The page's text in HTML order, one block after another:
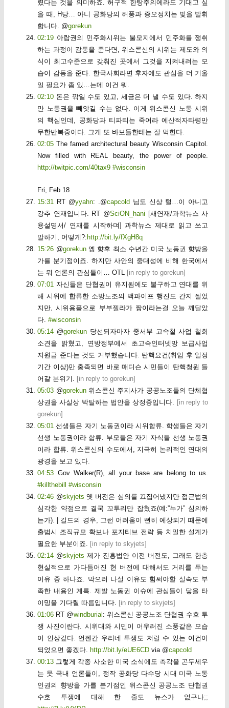
렸다는 것을 의미하죠. 허구적 한탕주의에라도 기대고 싶
을 때, H당… 아니 공화당의 허풍과 증오정치는 빛을 발휘
합니다. @gorekun
02:19 아랍권의 민주화시위는 불모지에서 민주화를 쟁취
하는 과정이 감동을 준다면, 위스콘신의 시위는 제도와 의
식이 최고수준으로 갖춰진 곳에서 그것을 지켜내려는 모
습이 감동을 준다. 한국사회라면 후자에도 관심을 더 기울
일 필요가 좀 있…는데 이건 뭐.
02:10 돈은 깎일 수도 있고, 세금은 더 낼 수도 있다. 하지
만 노동권을 빼앗길 수는 없다. 이게 위스콘신 노동 시위
의 핵심인데, 공화당과 티파티는 죽어라 예산적자타령만
무한반복중이다. 그게 또 바보들한테는 잘 먹힌다.
02:05 The famed architectural beauty Wisconsin Capitol.
Now filled with REAL beauty, the power of people.
http://twitpic.com/40tax9 #wisconsin
Fri, Feb 18
15:31 RT @yyahn: .@capcold 님도 신상 털…이 아니고
강추 연재입니다. RT @SciON_hani [새연재/과학뉴스 사
용설명서/ 연재를 시작하며] 과학뉴스 제대로 읽고 쓰고
말하기, 어떻게?: http://bit.ly/fXgH8q
15:26 @gorekun옙 향후 최소 수년간 미국 노동권 향방을
가를 분기점이죠. 하지만 사안의 중대성에 비해 한국에서
는 뭐 언론의 관심들이… OTL [in reply to gorekun]
07:01 자신들은 단협권이 유지됨에도 불구하고 연대를 위
해 시위에 합류한 소방노조의 백파이프 행진도 간지 쩔었
지만, 시위용품으로 부부젤라가 짱이라는걸 오늘 깨달았
다.#wisconsin
05:14 @gorekun 당선되자마자 중서부 고속철 사업 철회
소견을 밝혔고, 연방정부에서 초고속인터넷망 보급사업
지원금 준다는 것도 거부했습니다. 탄핵요건(취임 후 일정
기간 이상)만 충족되면 바로 매디슨 시민들이 탄핵청원 들
어갈 분위기. [in reply to gorekun]
05:03 @gorekun위스콘신 주지사가 공공노조들의 단체협
상권을 사실상 박탈하는 법안을 상정중입니다. [in reply to
gorekun]
05:01 선생들은 자기 노동권이라 시위합류. 학생들은 자기
선생 노동권이라 합류. 부모들은 자기 자식들 선생 노동권
이라 합류. 위스콘신의 수도에서, 지극히 논리적인 연대의
광경을 보고 있다.
04:53 Gov Walker(R), all your base are belong to us.
#killthebill
#wisconsin
02:46 @skyjets 옛 버전은 심의를 끄집어냈지만 접근법의
심각한 약점으로 결국 꼬투리만 잡혔죠(예:”누가” 심의하
는가). | 길드의 경우, 그런 어려움이 뻔히 예상되기 때문에
출범시 조직규모 확보나 포지티브 전략 등 치밀한 설계가
필요한 부분이죠. [in reply to skyjets]
02:14 @skyjets 제가 진흥법안 이전 버전도, 그래도 한층
현실적으로 가다듬어진 현 버전에 대해서도 거리를 두는
이유 중 하나죠. 막으러 나설 이유도 힘써야할 실속도 부
족한 내용인 계륵. 제발 노동권 이슈에 관심들이 닿을 타
이밍을 기다릴 따름입니다. [in reply to skyjets]
01:06 RT @windburial : 위스콘신 공공노조 단협권 수호 투
쟁 사진이란다. 시위대와 시민이 어우러진 소풍같은 모습
이 인상깊다. 언젠간 우리네 투쟁도 저럴 수 있는 여건이
되었으면 좋겠다. http://bit.ly/eUE6CD via @capcold
00:13 그렇게 각종 사소한 미국 소식에도 촉각을 곤두세우
는 뭇 국내 언론들이, 정작 공화당 다수당 시대 미국 노동
인권의 향방을 가를 분기점인 위스콘신 공공노조 단협권
수호 투쟁에 대해 한 줄도 뉴스가 없구나;;